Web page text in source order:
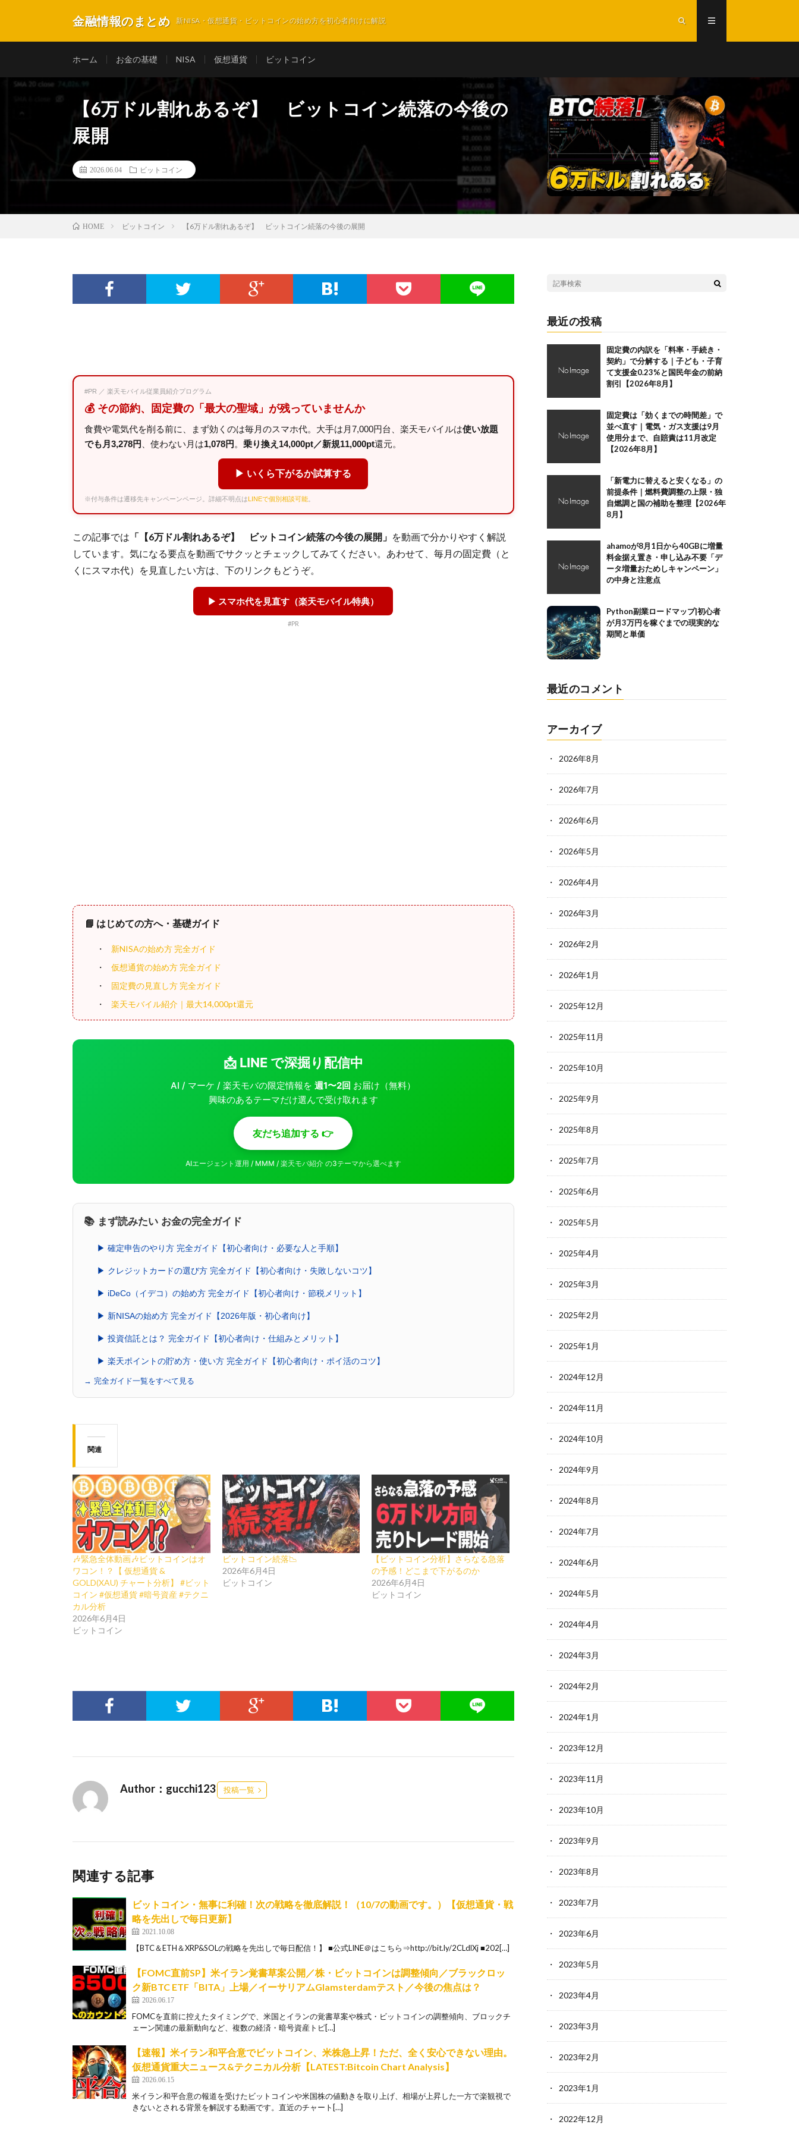
金融情報のまとめ 新NISA・仮想通貨・ビットコインの始め方を初心者向けに解説
ホーム お金の基礎 NISA 仮想通貨 ビットコイン
【6万ドル割れあるぞ】 ビットコイン続落の今後の
展開
2026.06.04 ビットコイン
HOME ビットコイン 【6万ドル割れあるぞ】 ビットコイン続落の今後の展開
#PR ／ 楽天モバイル従業員紹介プログラム
💰 その節約、固定費の「最大の聖域」が残っていませんか
食費や電気代を削る前に、まず効くのは毎月のスマホ代。大手は月7,000円台、楽天モバイルは使い放題
でも月3,278円
、使わない月は1,078円 。 乗り換え14,000pt／新規11,000pt還元。
▶ いくら下がるか試算する
※付与条件は遷移先キャンペーンページ。詳細不明点はLINEで個別相談可能
この記事では 「【6万ドル割れあるぞ】 ビットコイン続落の今後の展開」 を動画で分かりやすく解説
しています。気になる要点を動画でサクッとチェックしてみてください。あわせて、毎月の固定費（と
くにスマホ代）を見直したい方は、下のリンクもどうぞ。
▶ スマホ代を見直す（楽天モバイル特典）
#PR
📘 はじめての方へ・基礎ガイド
新NISAの始め方 完全ガイド
仮想通貨の始め方 完全ガイド
固定費の見直し方 完全ガイド
楽天モバイル紹介｜最大14,000pt還元
📩 LINE で深掘り配信中
AI / マーケ / 楽天モバの限定情報を週1〜2回 お届け（無料）
興味のあるテーマだけ選んで受け取れます
友だち追加する 👉
AIエージェント運用 / MMM / 楽天モバ紹介 の3テーマから選べます
📚 まず読みたい お金の完全ガイド
▶ 確定申告のやり方 完全ガイド【初心者向け・必要な人と手順】
▶ クレジットカードの選び方 完全ガイド【初心者向け・失敗しないコツ】
▶ iDeCo（イデコ）の始め方 完全ガイド【初心者向け・節税メリット】
▶ 新NISAの始め方 完全ガイド【2026年版・初心者向け】
▶ 投資信託とは？ 完全ガイド【初心者向け・仕組みとメリット】
▶ 楽天ポイントの貯め方・使い方 完全ガイド【初心者向け・ポイ活のコツ】
→ 完全ガイド一覧をすべて見る
関連
🎶緊急全体動画🎶ビットコインはオ
ワコン！？【 仮想通貨 &
GOLD(XAU) チャート分析】 #ビット
コイン #仮想通貨 #暗号資産 #テクニ
カル分析
2026年6月4日
ビットコイン
ビットコイン続落📉
2026年6月4日
ビットコイン
【ビットコイン分析】さらなる急落
の予感！どこまで下がるのか
2026年6月4日
ビットコイン
Author：gucchi123 投稿一覧
関連する記事
ビットコイン・無事に利確！次の戦略を徹底解説！（10/7の動画です。）【仮想通貨・戦
略を先出しで毎日更新】
2021.10.08
【BTC＆ETH＆XRP&SOLの戦略を先出しで毎日配信！】 ■公式LINE＠はこちら⇒http://bit.ly/2CLdlXj ■202[…]
【FOMC直前SP】米イラン覚書草案公開／株・ビットコインは調整傾向／ブラックロッ
ク新BTC ETF「BITA」上場／イーサリアムGlamsterdamテスト／今後の焦点は？
2026.06.17
FOMCを直前に控えたタイミングで、米国とイランの覚書草案や株式・ビットコインの調整傾向、ブロックチ
ェーン関連の最新動向など、複数の経済・暗号資産トピ[…]
【速報】米イラン和平合意でビットコイン、米株急上昇！ただ、全く安心できない理由。
仮想通貨重大ニュース&テクニカル分析【LATEST:Bitcoin Chart Analysis】
2026.06.15
米イラン和平合意の報道を受けたビットコインや米国株の値動きを取り上げ、相場が上昇した一方で楽観視で
きないとされる背景を解説する動画です。直近のチャート[…]
最近の投稿
固定費の内訳を「料率・手続き・
契約」で分解する｜子ども・子育
て支援金0.23%と国民年金の前納
割引【2026年8月】
固定費は「効くまでの時間差」で
並べ直す｜電気・ガス支援は9月
使用分まで、自賠責は11月改定
【2026年8月】
「新電力に替えると安くなる」の
前提条件｜燃料費調整の上限・独
自燃調と国の補助を整理【2026年
8月】
ahamoが8月1日から40GBに増量
料金据え置き・申し込み不要「デ
ータ増量おためしキャンペーン」
の中身と注意点
Python副業ロードマップ|初心者
が月3万円を稼ぐまでの現実的な
期間と単価
最近のコメント
アーカイブ
2026年8月
2026年7月
2026年6月
2026年5月
2026年4月
2026年3月
2026年2月
2026年1月
2025年12月
2025年11月
2025年10月
2025年9月
2025年8月
2025年7月
2025年6月
2025年5月
2025年4月
2025年3月
2025年2月
2025年1月
2024年12月
2024年11月
2024年10月
2024年9月
2024年8月
2024年7月
2024年6月
2024年5月
2024年4月
2024年3月
2024年2月
2024年1月
2023年12月
2023年11月
2023年10月
2023年9月
2023年8月
2023年7月
2023年6月
2023年5月
2023年4月
2023年3月
2023年2月
2023年1月
2022年12月